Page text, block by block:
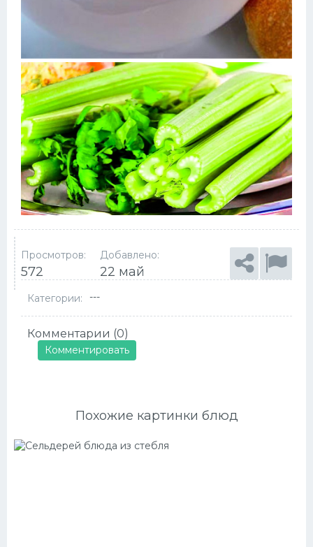
Просмотров:
572
Добавлено:
22 май
Категории: ---
Комментарии (0)
Комментировать
Похожие картинки блюд